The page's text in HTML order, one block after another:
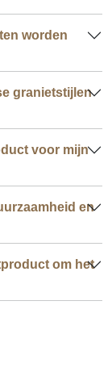
worden
granietstijlen
voor mijn
en
om het